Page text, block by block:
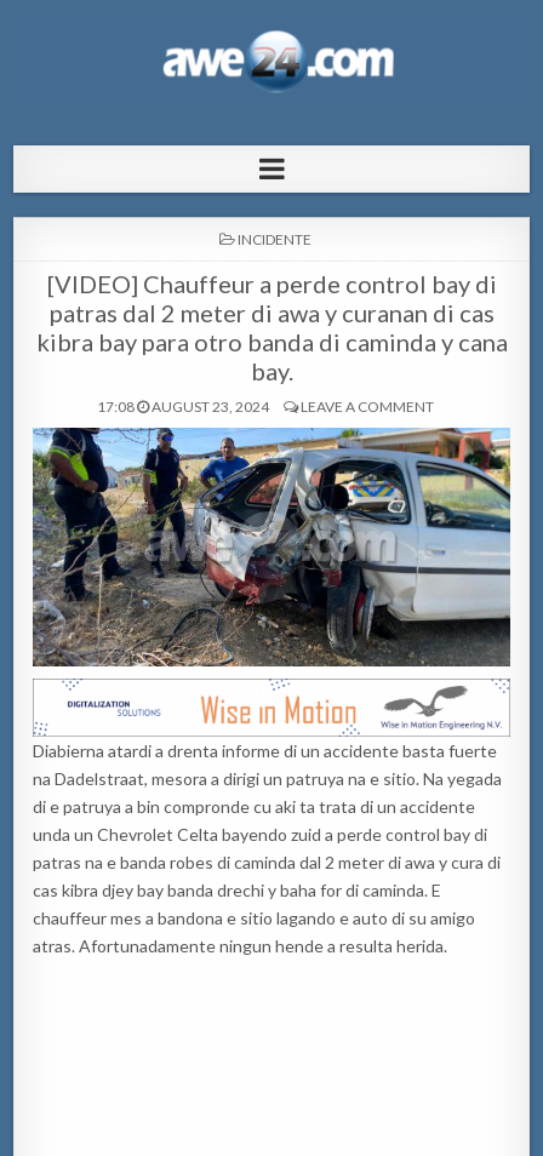
pa Aruba
POSTED
INCIDENTE
[VIDEO] Chauffeur a perde control bay di
patras dal 2 meter di awa y curanan di cas
kibra bay para otro banda di caminda y cana
bay.
17:08 AUGUST 23, 2024 LEAVE A COMMENT
Diabierna atardi a drenta informe di un accidente basta fuerte
na Dadelstraat, mesora a dirigi un patruya na e sitio. Na yegada
di e patruya a bin compronde cu aki ta trata di un accidente
unda un Chevrolet Celta bayendo zuid a perde control bay di
patras na e banda robes di caminda dal 2 meter di awa y cura di
cas kibra djey bay banda drechi y baha for di caminda. E
chauffeur mes a bandona e sitio lagando e auto di su amigo
atras. Afortunadamente ningun hende a resulta herida.